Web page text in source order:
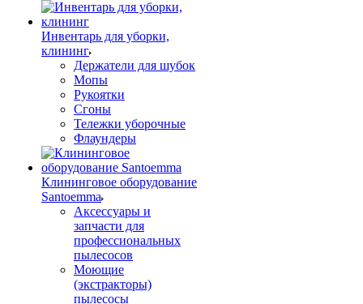
Инвентарь для уборки,
клининг
Держатели для шубок
Мопы
Рукоятки
Сгоны
Тележки уборочные
Флаундеры
Клининговое оборудование
Santoemma
Аксессуары и
запчасти для
профессиональных
пылесосов
Моющие
(экстракторы)
пылесосы